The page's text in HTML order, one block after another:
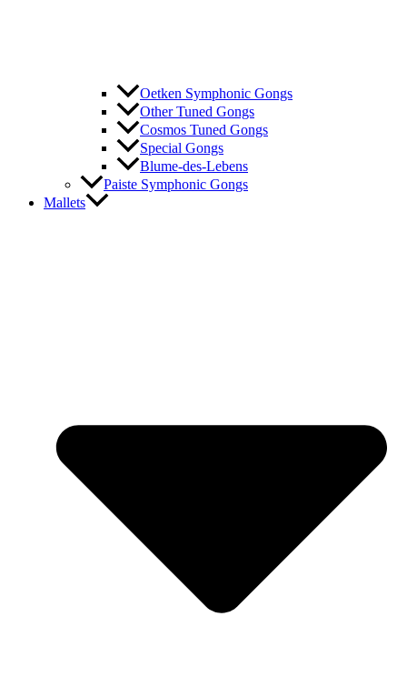
Oetken Symphonic Gongs
Other Tuned Gongs
Cosmos Tuned Gongs
Special Gongs
Blume-des-Lebens
Paiste Symphonic Gongs
Mallets